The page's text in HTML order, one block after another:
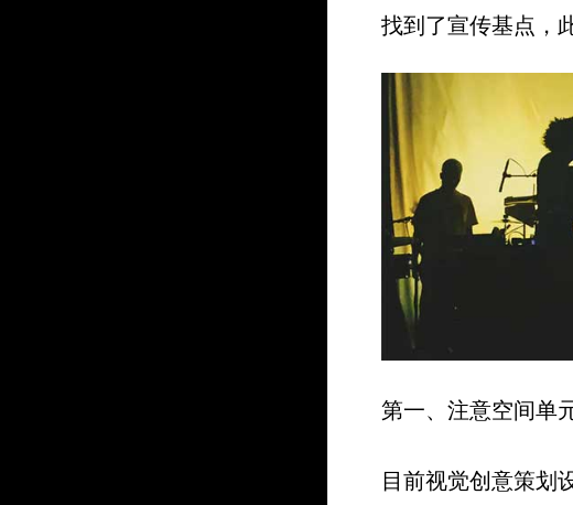
找到了宣传基点，
第一、注意空间单
目前视觉创意策划